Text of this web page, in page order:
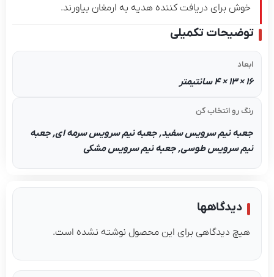
خوش برای دریافت کننده هدیه به ارمغان بیاورند.
توضیحات تکمیلی
ابعاد
16 × 13 × 4 سانتیمتر
رنگ رو انتخاب کن
جعبه نیم سرویس سفید, جعبه نیم سرویس سرمه ای, جعبه
نیم سرویس طوسی, جعبه نیم سرویس مشکی
دیدگاهها
هیچ دیدگاهی برای این محصول نوشته نشده است.